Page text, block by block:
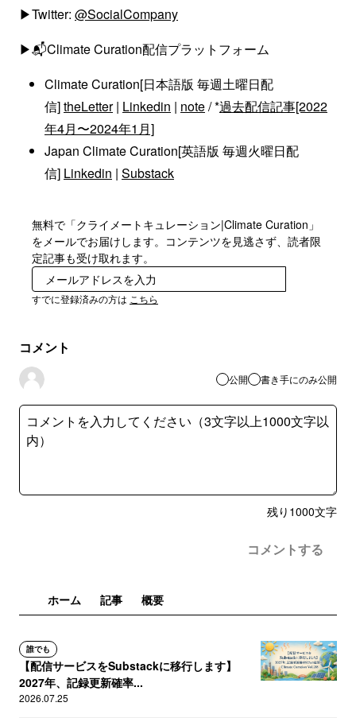
▶Twitter: @SocialCompany
▶📬Climate Curation配信プラットフォーム
Climate Curation[日本語版 毎週土曜日配
信]theLetter| Linkedin | note/ *過去配信記事[2022
年4月〜2024年1月]
Japan Climate Curation[英語版 毎週火曜日配
信] Linkedin | Substack
無料で「クライメートキュレーション|Climate Curation」
をメールでお届けします。コンテンツを見逃さず、読者限
定記事も受け取れます。
すでに登録済みの方は こちら
コメント
公開 書き手にのみ公開
残り 1000文字
コメントする
ホーム 記事 概要
誰でも
【配信サービスをSubstackに移行します】
2027年、記録更新確率...
2026.07.25